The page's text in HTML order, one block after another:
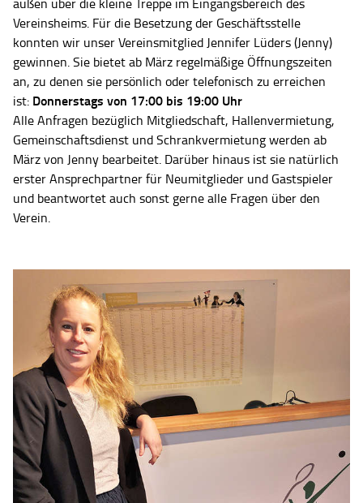
außen über die kleine Treppe im Eingangsbereich des
Vereinsheims. Für die Besetzung der Geschäftsstelle
konnten wir unser Vereinsmitglied Jennifer Lüders (Jenny)
gewinnen. Sie bietet ab März regelmäßige Öffnungszeiten
an, zu denen sie persönlich oder telefonisch zu erreichen
ist: Donnerstags von 17:00 bis 19:00 Uhr
Alle Anfragen bezüglich Mitgliedschaft, Hallenvermietung,
Gemeinschaftsdienst und Schrankvermietung werden ab
März von Jenny bearbeitet. Darüber hinaus ist sie natürlich
erster Ansprechpartner für Neumitglieder und Gastspieler
und beantwortet auch sonst gerne alle Fragen über den
Verein.